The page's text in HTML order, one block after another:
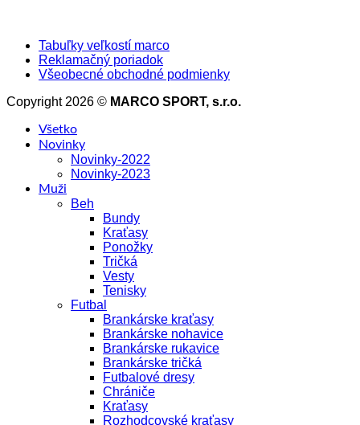
Tabuľky veľkostí marco
Reklamačný poriadok
Všeobecné obchodné podmienky
Copyright 2026 © MARCO SPORT, s.r.o.
Všetko
Novinky
Novinky-2022
Novinky-2023
Muži
Beh
Bundy
Kraťasy
Ponožky
Tričká
Vesty
Tenisky
Futbal
Brankárske kraťasy
Brankárske nohavice
Brankárske rukavice
Brankárske tričká
Futbalové dresy
Chrániče
Kraťasy
Rozhodcovské kraťasy